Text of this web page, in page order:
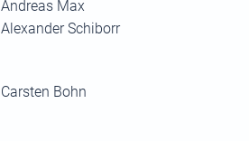
Andreas Max
Alexander Schiborr
Carsten Bohn